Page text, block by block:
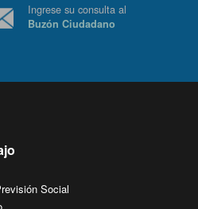
Ingrese su consulta al
Buzón Ciudadano
Social